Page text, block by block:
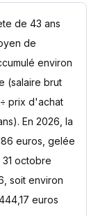
de 43 ans
de
environ
(salaire brut
prix d'achat
En 2026, la
euros, gelée
octobre
soit environ
euros